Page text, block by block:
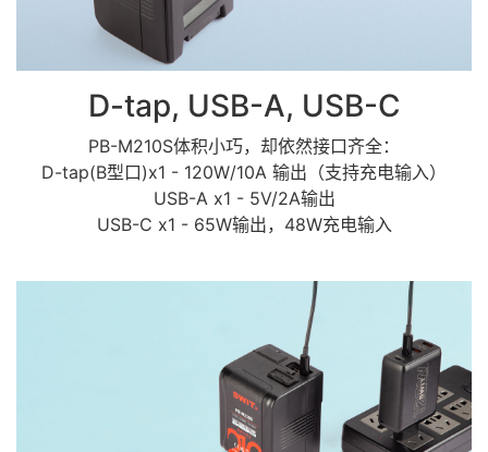
D-tap, USB-A, USB-C
PB-M210S体积小巧，却依然接口齐全：
D-tap(B型口)x1 - 120W/10A 输出（支持充电输入）
USB-A x1 - 5V/2A输出
USB-C x1 - 65W输出，48W充电输入